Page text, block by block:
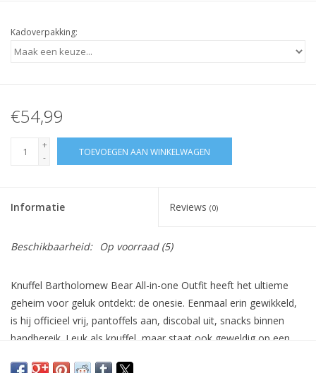
Kadoverpakking:
€54,99
+
-
TOEVOEGEN AAN WINKELWAGEN
Informatie Reviews (0)
Beschikbaarheid: Op voorraad(5)
Knuffel Bartholomew Bear All-in-one Outfit heeft het ultieme
geheim voor geluk ontdekt: de onesie. Eenmaal erin gewikkeld,
is hij officieel vrij, pantoffels aan, discobal uit, snacks binnen
handbereik. Leuk als knuffel, maar staat ook geweldig op een